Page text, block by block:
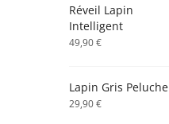
Réveil Lapin
Intelligent
49,90€
Lapin Gris Peluche
29,90€